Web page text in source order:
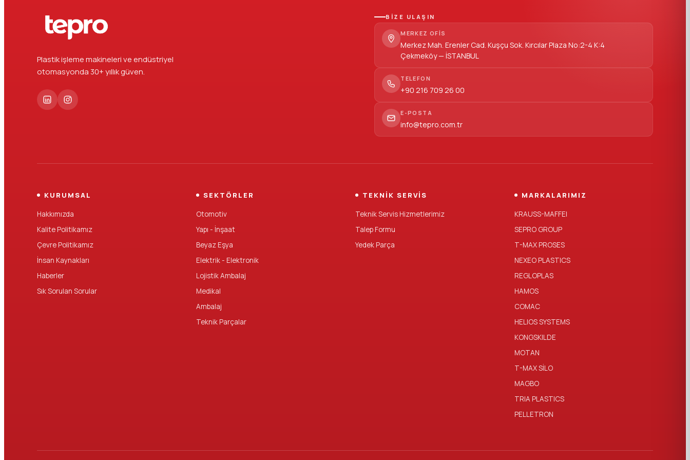
Plastik işleme makineleri ve endüstriyel
otomasyonda 30+ yıllık güven.
BİZE ULAŞIN
MERKEZ OFIS
Merkez Mah. Erenler Cad. Kuşçu Sok. Kırcılar Plaza No:2-4 K:4
Çekmeköy — İSTANBUL
TELEFON
+90 216 709 26 00
E-POSTA
info@tepro.com.tr
KURUMSAL
Hakkımızda
Kalite Politikamız
Çevre Politikamız
İnsan Kaynakları
Haberler
Sık Sorulan Sorular
SEKTÖRLER
Otomotiv
Yapı - İnşaat
Beyaz Eşya
Elektrik - Elektronik
Lojistik Ambalaj
Medikal
Ambalaj
Teknik Parçalar
TEKNIK SERVIS
Teknik Servis Hizmetlerimiz
Talep Formu
Yedek Parça
MARKALARIMIZ
KRAUSS-MAFFEI
SEPRO GROUP
T-MAX PROSES
NEXEO PLASTICS
REGLOPLAS
HAMOS
COMAC
HELIOS SYSTEMS
KONGSKILDE
MOTAN
T-MAX SİLO
MAGBO
TRIA PLASTICS
PELLETRON